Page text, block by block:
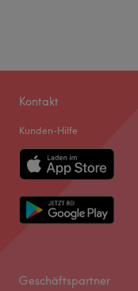
Kontakt
Kunden-Hilfe
Geschäftspartner